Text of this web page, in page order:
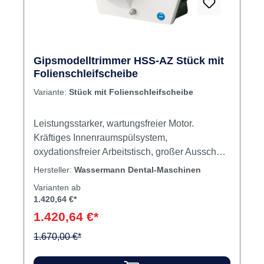
Gipsmodelltrimmer HSS-AZ Stück mit
Folienschleifscheibe
Variante: Stück mit Folienschleifscheibe
Leistungsstarker, wartungsfreier Motor.
Kräftiges Innenraumspülsystem,